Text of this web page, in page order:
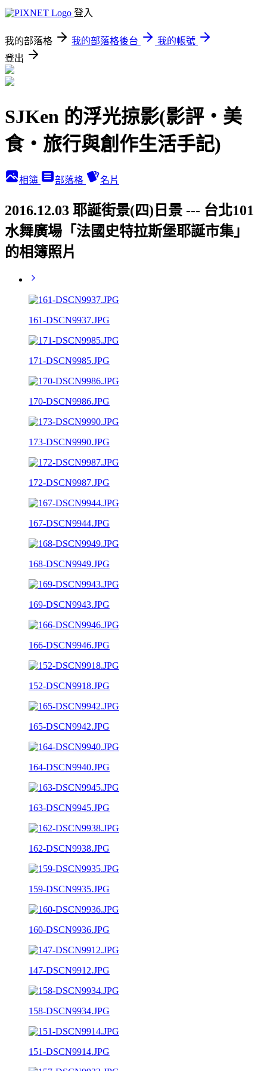
登入
我的部落格 我的部落格後台
我的帳號
登出
SJKen 的浮光掠影(影評‧美
食‧旅行與創作生活手記)
相簿 部落格 名片
2016.12.03 耶誕街景(四)日景 --- 台北101
水舞廣場「法國史特拉斯堡耶誕市集」
的相簿照片
161-DSCN9937.JPG
171-DSCN9985.JPG
170-DSCN9986.JPG
173-DSCN9990.JPG
172-DSCN9987.JPG
167-DSCN9944.JPG
168-DSCN9949.JPG
169-DSCN9943.JPG
166-DSCN9946.JPG
152-DSCN9918.JPG
165-DSCN9942.JPG
164-DSCN9940.JPG
163-DSCN9945.JPG
162-DSCN9938.JPG
159-DSCN9935.JPG
160-DSCN9936.JPG
147-DSCN9912.JPG
158-DSCN9934.JPG
151-DSCN9914.JPG